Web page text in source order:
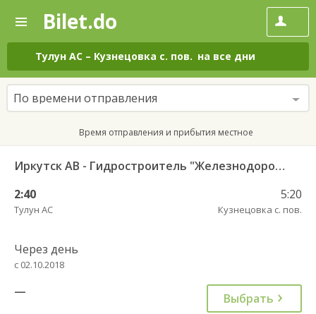
—
Поиск
и
покупка
билетов
на
автобус
онлайн
Bilet.do
Тулун АС – Кузнецовка с. пов. на все дни
По времени отправления
Время отправления и прибытия местное
Иркутск АВ - Гидростроитель "Железнодорожный вокзал" 604
2:40
Тулун АС
5:20
Кузнецовка с. пов.
Через день
с 02.10.2018
— Выбрать